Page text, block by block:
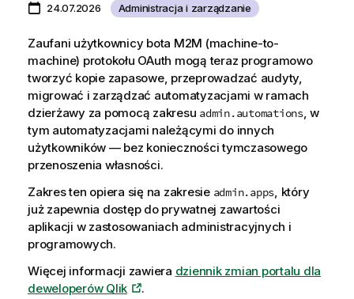
24.07.2026 Administracja i zarządzanie
Zaufani użytkownicy bota M2M (machine-to-
machine) protokołu OAuth mogą teraz programowo
tworzyć kopie zapasowe, przeprowadzać audyty,
migrować i zarządzać automatyzacjami w ramach
dzierżawy za pomocą zakresu admin.automations, w
tym automatyzacjami należącymi do innych
użytkowników — bez konieczności tymczasowego
przenoszenia własności.
Zakres ten opiera się na zakresie admin.apps, który
już zapewnia dostęp do prywatnej zawartości
aplikacji w zastosowaniach administracyjnych i
programowych.
Więcej informacji zawiera dziennik zmian portalu dla
deweloperów Qlik
.